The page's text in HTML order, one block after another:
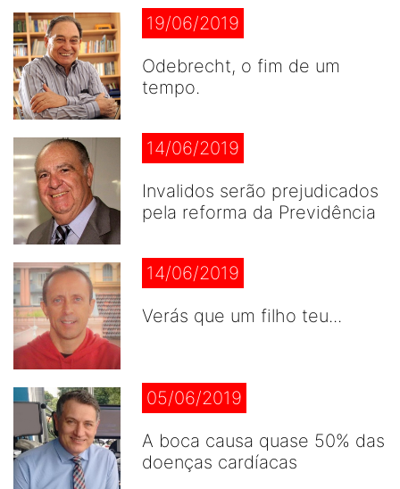
19/06/2019
Odebrecht, o fim de um
tempo.
14/06/2019
Invalidos serão prejudicados
pela reforma da Previdência
14/06/2019
Verás que um filho teu...
05/06/2019
A boca causa quase 50% das
doenças cardíacas